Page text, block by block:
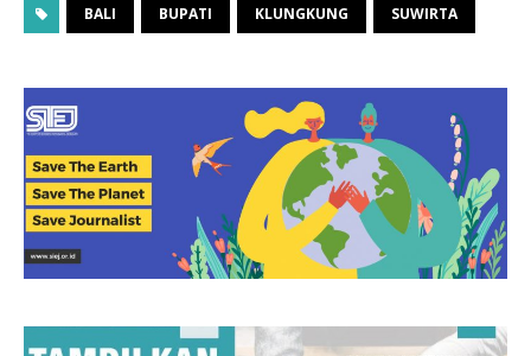
BALI BUPATI KLUNGKUNG SUWIRTA